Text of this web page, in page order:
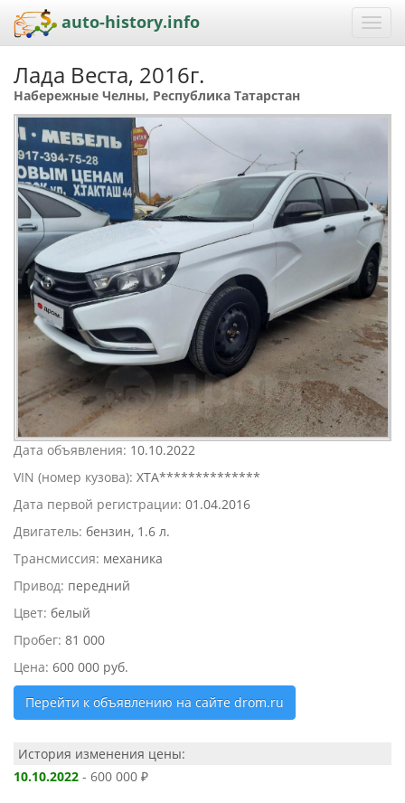
auto-history.info
Лада Веста, 2016г.
Набережные Челны, Республика Татарстан
Дата объявления: 10.10.2022
VIN (номер кузова): XTA**************
Дата первой регистрации: 01.04.2016
Двигатель: бензин, 1.6 л.
Трансмиссия: механика
Привод: передний
Цвет: белый
Пробег: 81 000
Цена: 600 000 руб.
Перейти к объявлению на сайте drom.ru
История изменения цены:
10.10.2022 - 600 000 ₽